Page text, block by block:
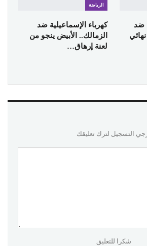
ضد
الرياضة
كهرباء الإسماعيلية ضد
الزمالك.. الأبيض ينجو من
لعنة إرهاق…
التسجيل لترك تعليقك
شكرا للتعليق